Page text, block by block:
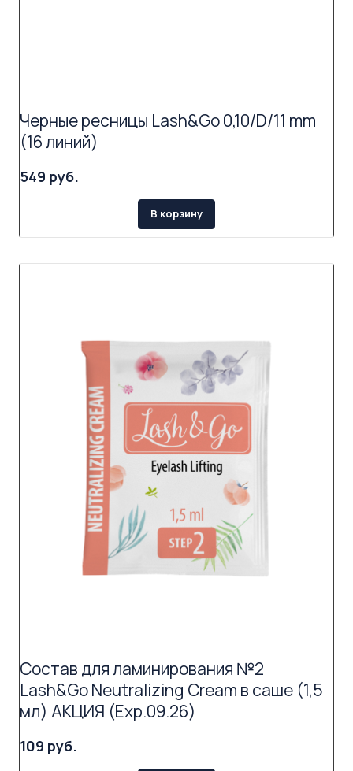
Черные ресницы Lash&Go 0,10/D/11 mm
(16 линий)
549 руб.
В корзину
Состав для ламинирования №2
Lash&Go Neutralizing Cream в саше (1,5
мл) АКЦИЯ (Exp.09.26)
109 руб.